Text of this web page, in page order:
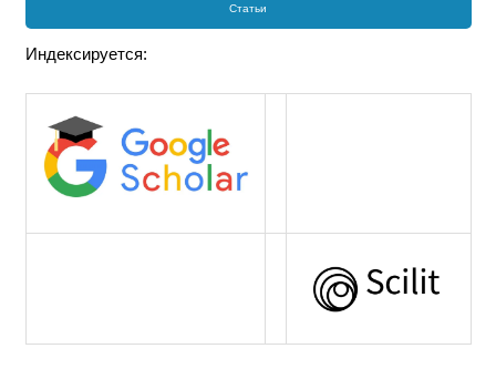
Статьи
Индексируется: